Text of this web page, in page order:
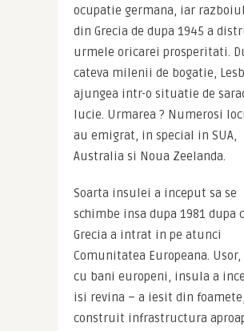
ocupatie germana, iar
din Grecia de dupa 1945 a
urmele oricarei prosperitati.
cateva milenii de bogatie,
ajungea intr-o situatie de
lucie. Urmarea ? Numerosi
au emigrat, in special in SUA,
Australia si Noua Zeelanda.
Soarta insulei a inceput sa se
schimbe insa dupa 1981 dupa
Grecia a intrat in pe atunci
Comunitatea Europeana. Usor,
cu bani europeni, insula a
isi revina – a iesit din
construit infrastructura